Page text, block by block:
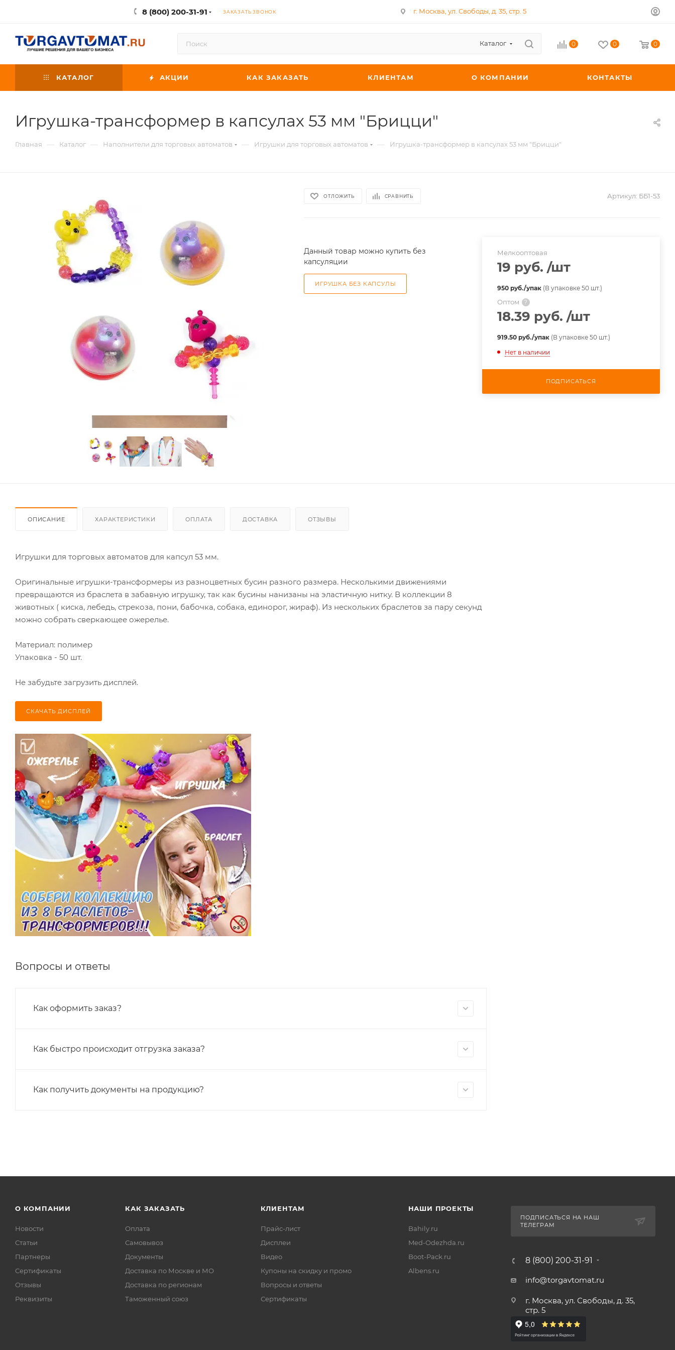
8 (800) 200-31-91 ЗАКАЗАТЬ ЗВОНОК г. Москва, ул. Свободы, д. 35, стр. 5
Каталог 0 0 0
КАТАЛОГ АКЦИИ КАК ЗАКАЗАТЬ КЛИЕНТАМ О КОМПАНИИ КОНТАКТЫ
Игрушка-трансформер в капсулах 53 мм "Брицци"
Главная — Каталог — Наполнители для торговых автоматов — Игрушки для торговых автоматов — Игрушка-трансформер в капсулах 53 мм "Брицци"
ОТЛОЖИТЬ СРАВНИТЬ Артикул: ББ1-53
Данный товар можно купить без
капсуляции
ИГРУШКА БЕЗ КАПСУЛЫ
Мелкооптовая
19 руб. /шт
950 руб./упак(В упаковке 50 шт.)
Оптом ?
18.39 руб. /шт
919.50 руб./упак(В упаковке 50 шт.)
Нет в наличии
ПОДПИСАТЬСЯ
ОПИСАНИЕ ХАРАКТЕРИСТИКИ ОПЛАТА ДОСТАВКА ОТЗЫВЫ
Игрушки для торговых автоматов для капсул 53 мм.
Оригинальные игрушки-трансформеры из разноцветных бусин разного размера. Несколькими движениями
превращаются из браслета в забавную игрушку, так как бусины нанизаны на эластичную нитку. В коллекции 8
животных ( киска, лебедь, стрекоза, пони, бабочка, собака, единорог, жираф). Из нескольких браслетов за пару секунд
можно собрать сверкающее ожерелье.
Материал: полимер
Упаковка - 50 шт.
Не забудьте загрузить дисплей.
СКАЧАТЬ ДИСПЛЕЙ
Вопросы и ответы
Как оформить заказ?
Как быстро происходит отгрузка заказа?
Как получить документы на продукцию?
О КОМПАНИИ
Новости
Статьи
Партнеры
Сертификаты
Отзывы
Реквизиты
КАК ЗАКАЗАТЬ
Оплата
Самовывоз
Документы
Доставка по Москве и МО
Доставка по регионам
Таможенный союз
КЛИЕНТАМ
Прайс-лист
Дисплеи
Видео
Купоны на скидку и промо
Вопросы и ответы
Сертификаты
НАШИ ПРОЕКТЫ
Bahily.ru
Med-Odezhda.ru
Boot-Pack.ru
Albens.ru
ПОДПИСАТЬСЯ НА НАШ
ТЕЛЕГРАМ
8 (800) 200-31-91
info@torgavtomat.ru
г. Москва, ул. Свободы, д. 35,
стр. 5